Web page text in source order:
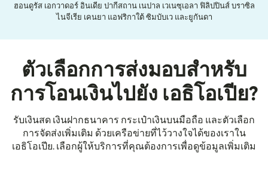
ฮอนดูรัส เอกวาดอร์ อินเดีย ปากีสถาน เนปาล เวเนซุเอลา ฟิลิปปินส์ บราซิล
ไนจีเรีย เคนยา แอฟริกาใต้ ซิมบับเว และยูกันดา
ตัวเลือกการส่งมอบสำหรับ
การโอนเงินไปยัง เอธิโอเปีย?
รับเงินสด เงินฝากธนาคาร กระเป๋าเงินบนมือถือ และตัวเลือก
การจัดส่งเพิ่มเติม ด้วยเครือข่ายที่ไว้วางใจได้ของเราใน
เอธิโอเปีย. เลือกผู้ให้บริการที่คุณต้องการเพื่อดูข้อมูลเพิ่มเติม